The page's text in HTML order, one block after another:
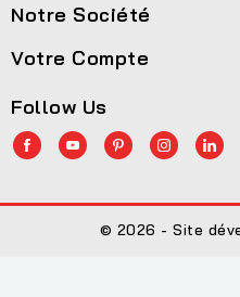
Notre Société
Votre Compte
Follow Us
© 2026 - Site